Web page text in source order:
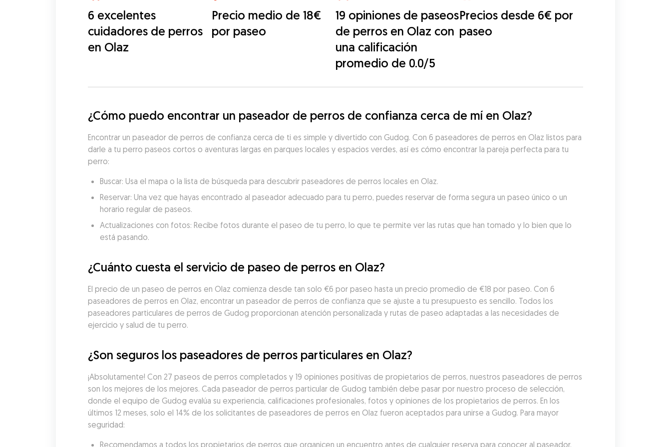
6 excelentes
cuidadores de perros
en Olaz
Precio medio de 18€
por paseo
19 opiniones de paseos
de perros en Olaz con
una calificación
promedio de 0.0/5
Precios desde 6€ por
paseo
¿Cómo puedo encontrar un paseador de perros de confianza cerca de mí en Olaz?
Encontrar un paseador de perros de confianza cerca de ti es simple y divertido con Gudog. Con 6 paseadores de perros en Olaz listos para
darle a tu perro paseos cortos o aventuras largas en parques locales y espacios verdes, así es cómo encontrar la pareja perfecta para tu
perro:
Buscar: Usa el mapa o la lista de búsqueda para descubrir paseadores de perros locales en Olaz.
Reservar: Una vez que hayas encontrado al paseador adecuado para tu perro, puedes reservar de forma segura un paseo único o un
horario regular de paseos.
Actualizaciones con fotos: Recibe fotos durante el paseo de tu perro, lo que te permite ver las rutas que han tomado y lo bien que lo
está pasando.
¿Cuánto cuesta el servicio de paseo de perros en Olaz?
El precio de un paseo de perros en Olaz comienza desde tan solo €6 por paseo hasta un precio promedio de €18 por paseo. Con 6
paseadores de perros en Olaz, encontrar un paseador de perros de confianza que se ajuste a tu presupuesto es sencillo. Todos los
paseadores particulares de perros de Gudog proporcionan atención personalizada y rutas de paseo adaptadas a las necesidades de
ejercicio y salud de tu perro.
¿Son seguros los paseadores de perros particulares en Olaz?
¡Absolutamente! Con 27 paseos de perros completados y 19 opiniones positivas de propietarios de perros, nuestros paseadores de perros
son los mejores de los mejores. Cada paseador de perros particular de Gudog también debe pasar por nuestro proceso de selección,
donde el equipo de Gudog evalúa su experiencia, calificaciones profesionales, fotos y opiniones de los propietarios de perros. En los
últimos 12 meses, solo el 14% de los solicitantes de paseadores de perros en Olaz fueron aceptados para unirse a Gudog. Para mayor
seguridad:
Recomendamos a todos los propietarios de perros que organicen un encuentro antes de cualquier reserva para conocer al paseador,